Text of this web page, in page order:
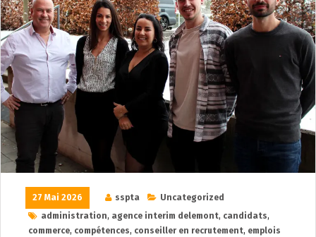
27 Mai 2026 sspta
Uncategorized
administration, agence interim delemont, candidats,
commerce, compétences, conseiller en recrutement, emplois